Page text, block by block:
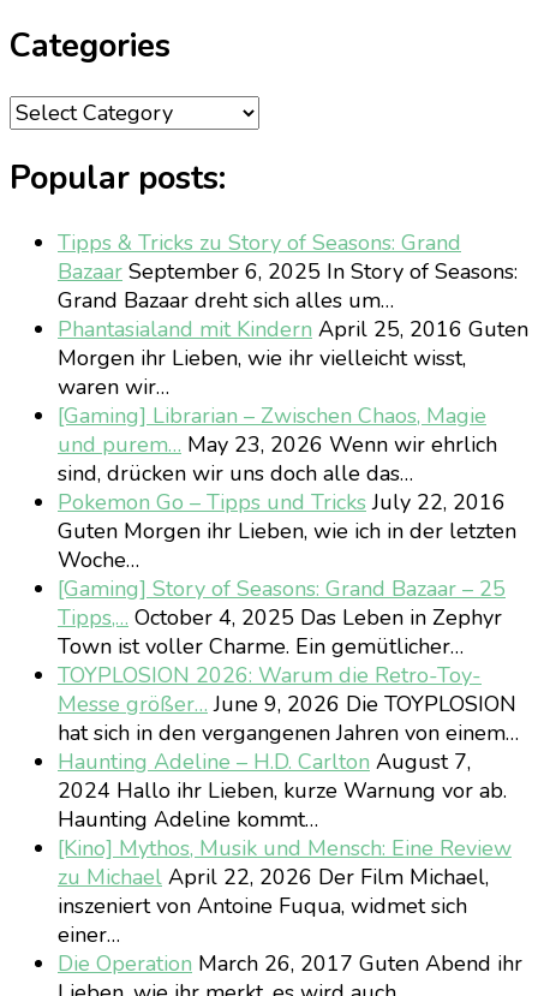
Categories
Categories
Popular posts:
Tipps & Tricks zu Story of Seasons: Grand
Bazaar September 6, 2025 In Story of Seasons:
Grand Bazaar dreht sich alles um…
Phantasialand mit Kindern April 25, 2016 Guten
Morgen ihr Lieben, wie ihr vielleicht wisst,
waren wir…
[Gaming] Librarian – Zwischen Chaos, Magie
und purem… May 23, 2026 Wenn wir ehrlich
sind, drücken wir uns doch alle das…
Pokemon Go – Tipps und TricksJuly 22, 2016
Guten Morgen ihr Lieben, wie ich in der letzten
Woche…
[Gaming] Story of Seasons: Grand Bazaar – 25
Tipps,… October 4, 2025 Das Leben in Zephyr
Town ist voller Charme. Ein gemütlicher…
TOYPLOSION 2026: Warum die Retro-Toy-
Messe größer… June 9, 2026 Die TOYPLOSION
hat sich in den vergangenen Jahren von einem…
Haunting Adeline – H.D. Carlton August 7,
2024 Hallo ihr Lieben, kurze Warnung vor ab.
Haunting Adeline kommt…
[Kino] Mythos, Musik und Mensch: Eine Review
zu Michael April 22, 2026 Der Film Michael,
inszeniert von Antoine Fuqua, widmet sich
einer…
Die Operation March 26, 2017 Guten Abend ihr